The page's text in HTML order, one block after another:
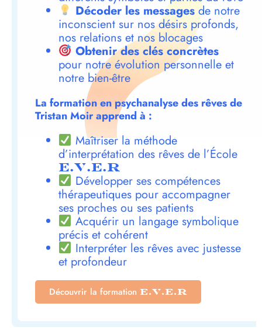
Décoder les messagesde notre
inconscient sur nos désirs profonds,
nos relations et nos blocages
Obtenir des clés concrètes
pour notre évolution personnelle et
notre bien-être
La formation en psychanalyse des rêves de
Tristan Moir apprend à :
Maîtriser la méthode
d’interprétation des rêves de l’École
E.V.E.R
Développer ses compétences
thérapeutiques pour accompagner
ses proches ou ses patients
Acquérir un langage symbolique
précis et cohérent
Interpréter les rêves avec justesse
et profondeur
Découvrir la formation E.V.E.R